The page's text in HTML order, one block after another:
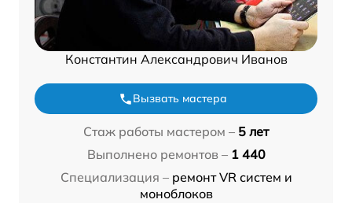
Константин Александрович Иванов
Вызвать мастера
Стаж работы мастером – 5 лет
Выполнено ремонтов – 1 440
Специализация – ремонт VR систем и
моноблоков